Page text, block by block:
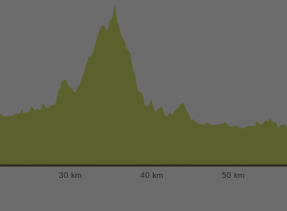
30 km 40 km 50 km